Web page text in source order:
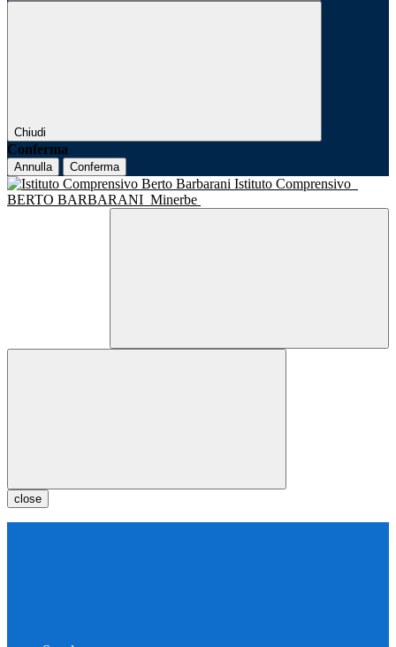
Chiudi
Conferma
Annulla Conferma
Istituto Comprensivo
BERTO BARBARANI Minerbe
close